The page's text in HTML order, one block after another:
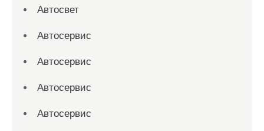
Автосвет
Автосервис
Автосервис
Автосервис
Автосервис